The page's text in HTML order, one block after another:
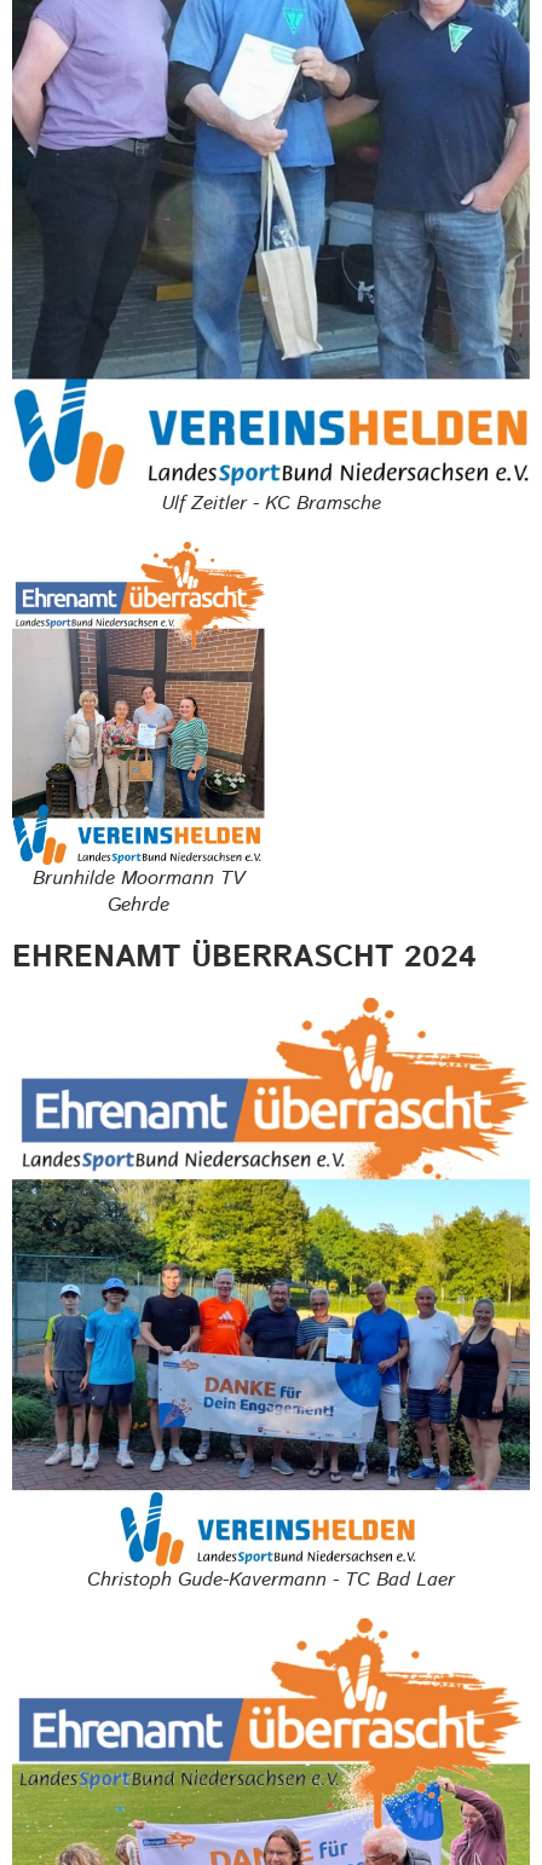
Ulf Zeitler - KC Bramsche
Brunhilde Moormann TV
Gehrde
EHRENAMT ÜBERRASCHT 2024
Christoph Gude-Kavermann - TC Bad Laer